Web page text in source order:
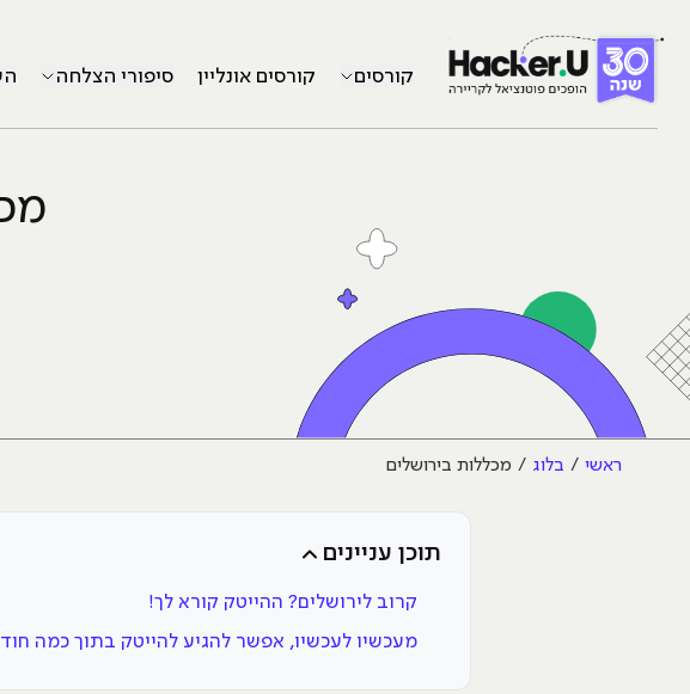
קורסים קורסים אונליין סיפורי הצלחה
ראשי בלוג מכללות בירושלים
תוכן עניינים
קרוב לירושלים? ההייטק קורא לך!
מעכשיו לעכשיו, אפשר להגיע להייטק בתוך כמה